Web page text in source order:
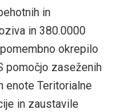
in
in 380.0000
okrepilo
pomočjo zaseženih
enote Teritorialne
in zaustavile